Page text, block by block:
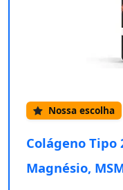
Nossa escolha
Colágeno Tipo
Magnésio,